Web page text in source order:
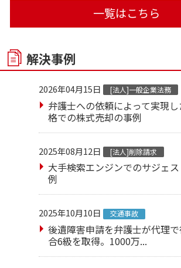
一覧はこちら
解決事例
2026年04月15日 [法人]一般企業法務
弁護士への依頼によって実現
格での株式売却の事例
2025年08月12日 [法人]削除請求
大手検索エンジンでのサジェ
例
2025年10月10日 交通事故
後遺障害申請を弁護士が代理
合6級を取得。1000万...